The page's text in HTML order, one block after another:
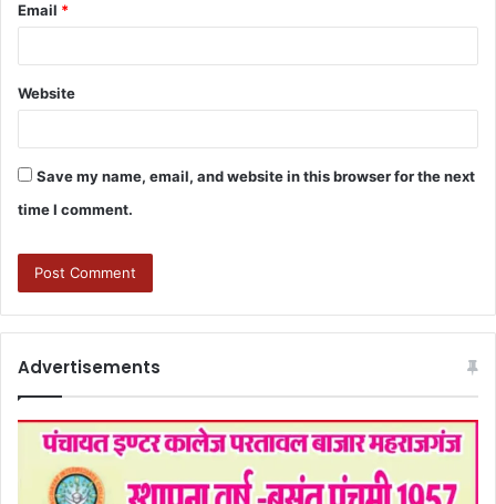
Email *
Website
Save my name, email, and website in this browser for the next
time I comment.
Advertisements